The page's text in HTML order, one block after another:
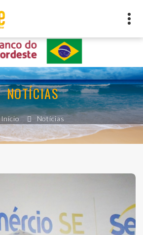
POLO COSTA DOS COQUEIRAIS
POLO VELHO CHICO
POLO DAS SERRAS SERGIPANAS
POLO DOS TABULEIROS
POLO SERTÃO DAS ÁGUAS
NOTÍCIAS
Início Notícias